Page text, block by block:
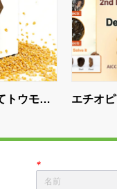
アコーヒーエキスポ
AIコーヒー豆選別技
*